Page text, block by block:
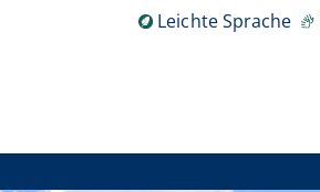
Leichte Sprache